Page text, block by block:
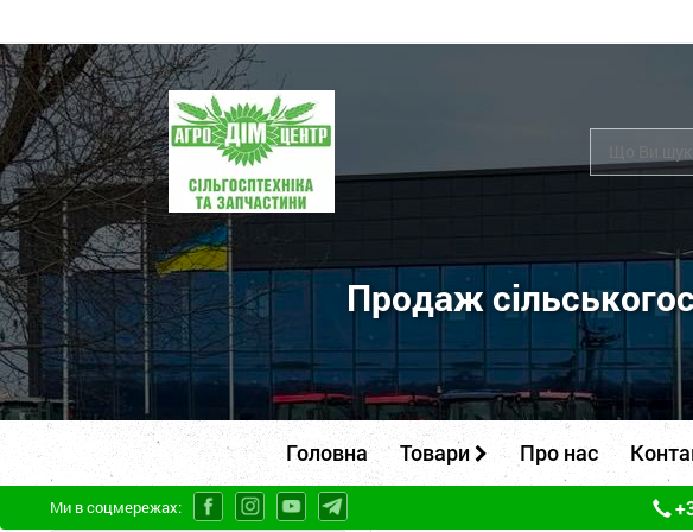
ПП
"Агродім-
центр"
-
продаж
сільськогосподарської
техніки
та
запчастин
Продаж
Головна Товари Про нас
Ми в соцмережах: